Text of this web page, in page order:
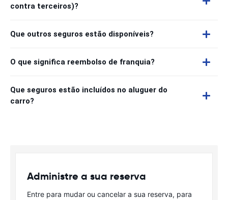
contra terceiros)?
Que outros seguros estão disponíveis?
O que significa reembolso de franquia?
Que seguros estão incluídos no aluguer do
carro?
Administre a sua reserva
Entre para mudar ou cancelar a sua reserva, para